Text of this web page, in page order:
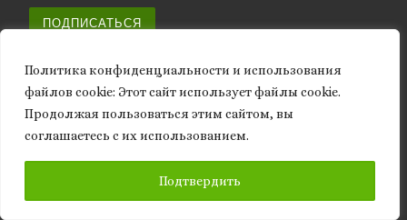
Политика конфиденциальности и использования
файлов сookie: Этот сайт использует файлы cookie.
Продолжая пользоваться этим сайтом, вы
соглашаетесь с их использованием.
Подтвердить
ПОДПИСАТЬСЯ
Архивы